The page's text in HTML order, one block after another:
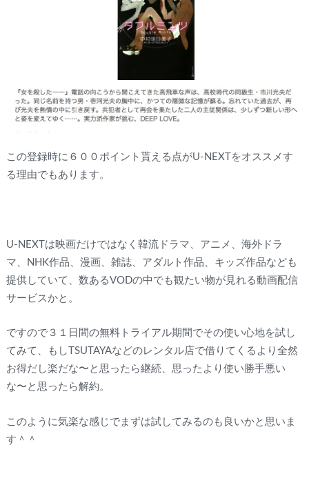
この登録時に６００ポイント貰える点がU-NEXTをオススメす
る理由でもあります。
U-NEXTは映画だけではなく韓流ドラマ、アニメ、海外ドラ
マ、NHK作品、漫画、雑誌、アダルト作品、キッズ作品なども
提供していて、数あるVODの中でも観たい物が見れる動画配信
サービスかと。
ですので３１日間の無料トライアル期間でその使い心地を試し
てみて、もしTSUTAYAなどのレンタル店で借りてくるより全然
お得だし楽だな〜と思ったら継続、思ったより使い勝手悪い
な〜と思ったら解約。
このように気楽な感じでまずは試してみるのも良いかと思いま
す＾＾